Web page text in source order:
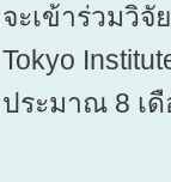
จะเข้าร่วมวิจั
Tokyo
ประมาณ 8 เ